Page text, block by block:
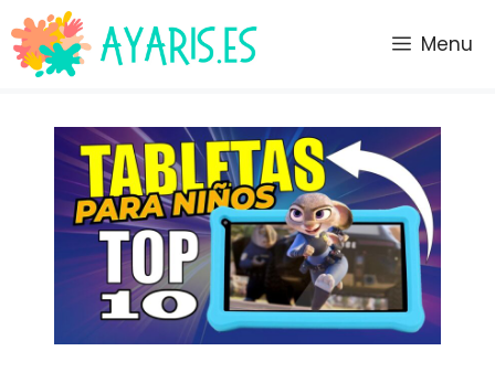
Saltar
al
contenido
Menu